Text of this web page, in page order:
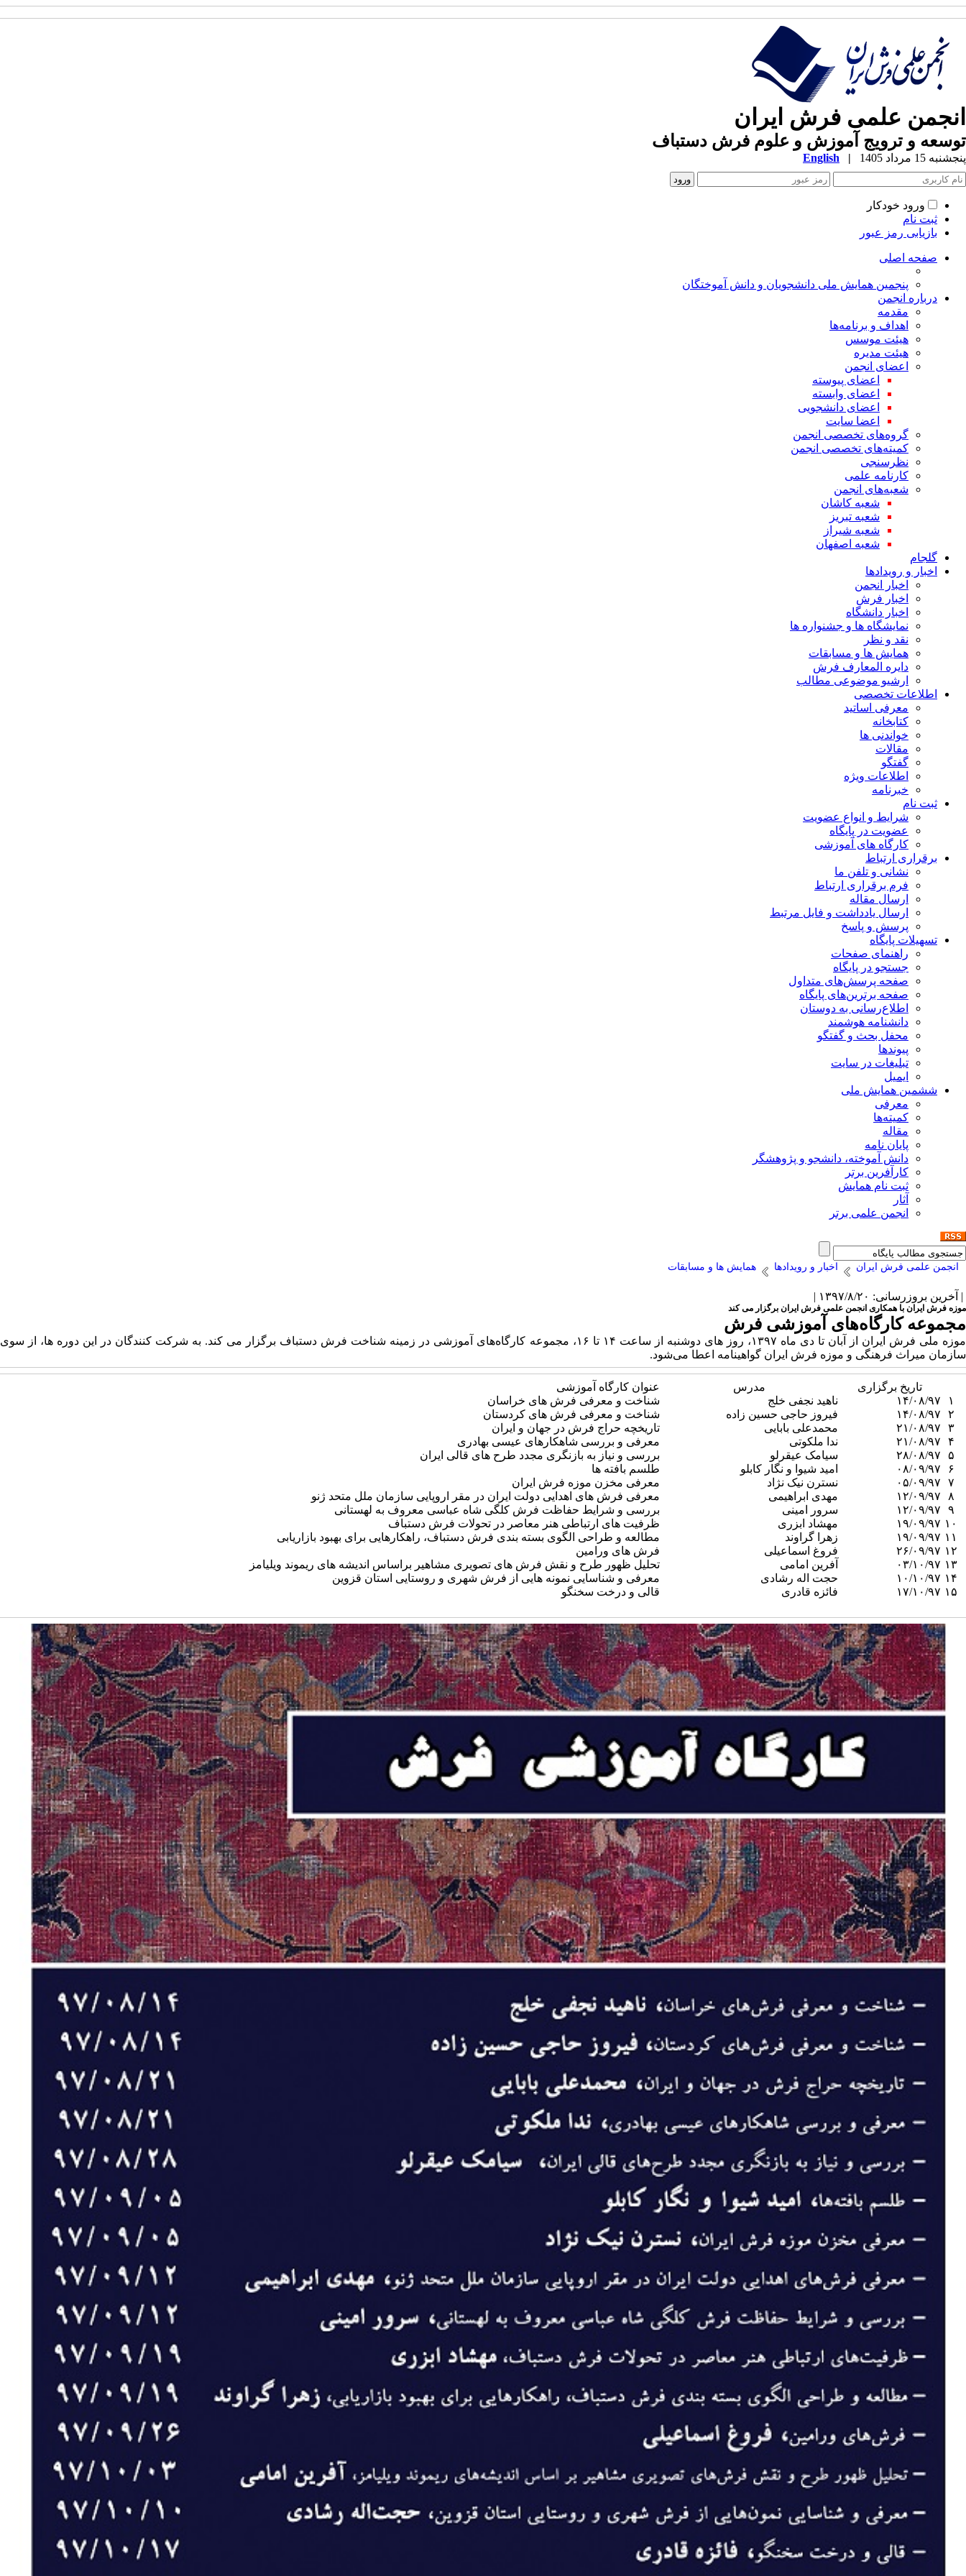
انجمن علمی فرش ایران
توسعه و ترویج آموزش و علوم فرش دستباف
پنجشنبه 15 مرداد 1405 |
English
ورود خودکار
ثبت نام
بازیابی رمز عبور
صفحه اصلی
پنجمین همایش ملی دانشجویان و دانش آموختگان
درباره انجمن
مقدمه
اهداف و برنامه‌ها
هیئت موسس
هیئت مدیره
اعضای انجمن
اعضای پیوسته
اعضای وابسته
اعضای دانشجویی
اعضا سایت
گروه‌های تخصصی انجمن
کمیته‌های تخصصی انجمن
نظرسنجی
کارنامه علمی
شعبه‌های انجمن
شعبه کاشان
شعبه تبریز
شعبه شیراز
شعبه اصفهان
گلجام
اخبار و رویدادها
اخبار انجمن
اخبار فرش
اخبار دانشگاه
نمایشگاه ها و جشنواره ها
نقد و نظر
همایش ها و مسابقات
دایره المعارف فرش
ارشیو موضوعی مطالب
اطلاعات تخصصی
معرفی اساتید
کتابخانه
خواندنی ها
مقالات
گفتگو
اطلاعات ویژه
خبرنامه
ثبت نام
شرایط و انواع عضویت
عضویت در پایگاه
کارگاه های آموزشی
برقراری ارتباط
نشانی و تلفن ما
فرم برقراری ارتباط
ارسال مقاله
ارسال یادداشت و فایل مرتبط
پرسش و پاسخ
تسهیلات پایگاه
راهنمای صفحات
جستجو در پایگاه
صفحه پرسش‌های متداول
صفحه برترین‌های پایگاه
اطلاع‌رسانی به دوستان
دانشنامه هوشمند
محفل بحث و گفتگو
پیوندها
تبلیغات در سایت
ایمیل
ششمین همایش ملی
معرفی
کمیته‌ها
مقاله
پایان نامه
دانش آموخته، دانشجو و پژوهشگر
کارآفرین برتر
ثبت نام همایش
آثار
انجمن علمی برتر
انجمن علمی فرش ایران اخبار و رویدادها همایش ها و مسابقات
| آخرین بروزرسانی: ۱۳۹۷/۸/۲۰ |
موزه فرش ایران با همکاری انجمن علمی فرش ایران برگزار می کند
مجموعه کارگاه‌های آموزشی فرش
موزه ملی فرش ایران از آبان تا دی ماه ۱۳۹۷، روز های دوشنبه از ساعت ۱۴ تا ۱۶، مجموعه کارگاه‌های آموزشی در زمینه شناخت فرش دستباف برگزار می کند. به شرکت کنندگان در این دوره ها، از سوی
سازمان میراث فرهنگی و موزه فرش ایران گواهینامه اعطا می‌شود.
تاریخ برگزاری مدرس
عنوان کارگاه آموزشی
۱
۱۴/۰۸/۹۷ ناهید نجفی خلج
شناخت و معرفی فرش های خراسان
۲
۱۴/۰۸/۹۷ فیروز حاجی حسین زاده
شناخت و معرفی فرش های کردستان
۳
۲۱/۰۸/۹۷ محمدعلی بابایی
تاریخچه حراج فرش در جهان و ایران
۴
۲۱/۰۸/۹۷ ندا ملکوتی
معرفی و بررسی شاهکارهای عیسی بهادری
۵
۲۸/۰۸/۹۷ سیامک عیقرلو
بررسی و نیاز به بازنگری مجدد طرح های قالی ایران
۶
۰۸/۰۹/۹۷ امید شیوا و نگار کابلو
طلسم بافته ها
۷
۰۵/۰۹/۹۷ نسترن نیک نژاد
معرفی مخزن موزه فرش ایران
۸
۱۲/۰۹/۹۷ مهدی ابراهیمی
معرفی فرش های اهدایی دولت ایران در مقر اروپایی سازمان ملل متحد ژنو
۹
۱۲/۰۹/۹۷ سرور امینی
بررسی و شرایط حفاظت فرش کلگی شاه عباسی معروف به لهستانی
۱۰ ۱۹/۰۹/۹۷ مهشاد ابزری
ظرفیت های ارتباطی هنر معاصر در تحولات فرش دستباف
۱۱ ۱۹/۰۹/۹۷ زهرا گراوند
مطالعه و طراحی الگوی بسته بندی فرش دستباف، راهکارهایی برای بهبود بازاریابی
۱۲ ۲۶/۰۹/۹۷ فروغ اسماعیلی
فرش های ورامین
۱۳ ۰۳/۱۰/۹۷ آفرین امامی
تحلیل ظهور طرح و نقش فرش های تصویری مشاهیر براساس اندیشه های ریموند ویلیامز
۱۴ ۱۰/۱۰/۹۷ حجت اله رشادی
معرفی و شناسایی نمونه هایی از فرش شهری و روستایی استان قزوین
۱۵ ۱۷/۱۰/۹۷ فائزه قادری قالی و درخت سخنگو